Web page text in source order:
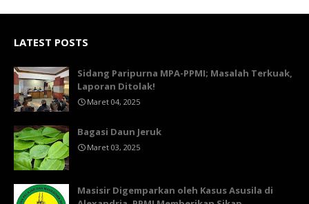
LATEST POSTS
Sidang Paripurna MPA-PPMI; Masalah Terkuak,
Laporan Ditolak!
Maret 04, 2025
Bagasi Daun Jeruk
Maret 03, 2025
Masisir Digemparkan oleh Kasus Asusila di